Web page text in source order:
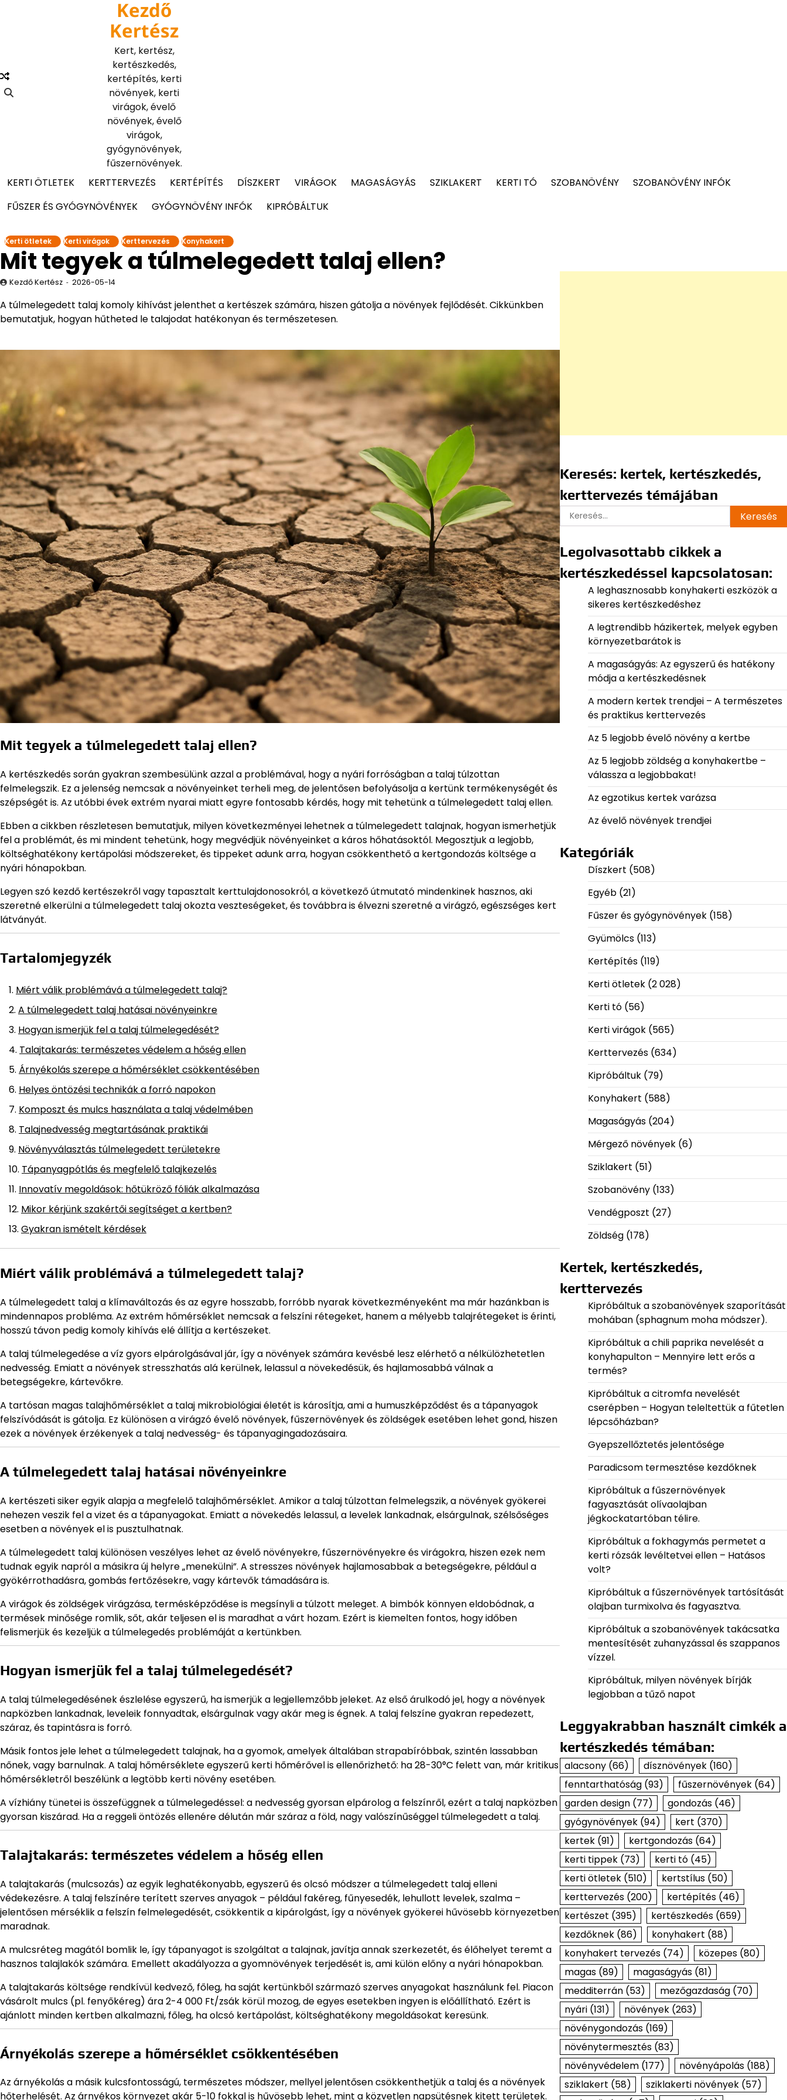
Kezdő
Kertész
Kert, kertész,
kertészkedés,
kertépítés, kerti
növények, kerti
virágok, évelő
növények, évelő
virágok,
gyógynövények,
fűszernövények.
KERTI ÖTLETEK
KERTTERVEZÉS KERTÉPÍTÉS DÍSZKERT VIRÁGOK MAGASÁGYÁS SZIKLAKERT KERTI TÓ SZOBANÖVÉNY
SZOBANÖVÉNY INFÓK
FŰSZER ÉS GYÓGYNÖVÉNYEK
GYÓGYNÖVÉNY INFÓK KIPRÓBÁLTUK
Kerti ötletek Kerti virágok Kerttervezés Konyhakert
Mit tegyek a túlmelegedett talaj ellen?
Kezdő Kertész 2026-05-14
A túlmelegedett talaj komoly kihívást jelenthet a kertészek számára, hiszen gátolja a növények fejlődését. Cikkünkben
bemutatjuk, hogyan hűtheted le talajodat hatékonyan és természetesen.
Mit tegyek a túlmelegedett talaj ellen?
A kertészkedés során gyakran szembesülünk azzal a problémával, hogy a nyári forróságban a talaj túlzottan
felmelegszik. Ez a jelenség nemcsak a növényeinket terheli meg, de jelentősen befolyásolja a kertünk termékenységét és
szépségét is. Az utóbbi évek extrém nyarai miatt egyre fontosabb kérdés, hogy mit tehetünk a túlmelegedett talaj ellen.
Ebben a cikkben részletesen bemutatjuk, milyen következményei lehetnek a túlmelegedett talajnak, hogyan ismerhetjük
fel a problémát, és mi mindent tehetünk, hogy megvédjük növényeinket a káros hőhatásoktól. Megosztjuk a legjobb,
költséghatékony kertápolási módszereket, és tippeket adunk arra, hogyan csökkenthető a kertgondozás költsége a
nyári hónapokban.
Legyen szó kezdő kertészekről vagy tapasztalt kerttulajdonosokról, a következő útmutató mindenkinek hasznos, aki
szeretné elkerülni a túlmelegedett talaj okozta veszteségeket, és továbbra is élvezni szeretné a virágzó, egészséges kert
látványát.
Tartalomjegyzék
Miért válik problémává a túlmelegedett talaj?
A túlmelegedett talaj hatásai növényeinkre
Hogyan ismerjük fel a talaj túlmelegedését?
Talajtakarás: természetes védelem a hőség ellen
Árnyékolás szerepe a hőmérséklet csökkentésében
Helyes öntözési technikák a forró napokon
Komposzt és mulcs használata a talaj védelmében
Talajnedvesség megtartásának praktikái
Növényválasztás túlmelegedett területekre
Tápanyagpótlás és megfelelő talajkezelés
Innovatív megoldások: hőtükröző fóliák alkalmazása
Mikor kérjünk szakértői segítséget a kertben?
Gyakran ismételt kérdések
Miért válik problémává a túlmelegedett talaj?
A túlmelegedett talaj a klímaváltozás és az egyre hosszabb, forróbb nyarak következményeként ma már hazánkban is
mindennapos probléma. Az extrém hőmérséklet nemcsak a felszíni rétegeket, hanem a mélyebb talajrétegeket is érinti,
hosszú távon pedig komoly kihívás elé állítja a kertészeket.
A talaj túlmelegedése a víz gyors elpárolgásával jár, így a növények számára kevésbé lesz elérhető a nélkülözhetetlen
nedvesség. Emiatt a növények stresszhatás alá kerülnek, lelassul a növekedésük, és hajlamosabbá válnak a
betegségekre, kártevőkre.
A tartósan magas talajhőmérséklet a talaj mikrobiológiai életét is károsítja, ami a humuszképződést és a tápanyagok
felszívódását is gátolja. Ez különösen a virágzó évelő növények, fűszernövények és zöldségek esetében lehet gond, hiszen
ezek a növények érzékenyek a talaj nedvesség- és tápanyagingadozásaira.
A túlmelegedett talaj hatásai növényeinkre
A kertészeti siker egyik alapja a megfelelő talajhőmérséklet. Amikor a talaj túlzottan felmelegszik, a növények gyökerei
nehezen veszik fel a vizet és a tápanyagokat. Emiatt a növekedés lelassul, a levelek lankadnak, elsárgulnak, szélsőséges
esetben a növények el is pusztulhatnak.
A túlmelegedett talaj különösen veszélyes lehet az évelő növényekre, fűszernövényekre és virágokra, hiszen ezek nem
tudnak egyik napról a másikra új helyre „menekülni”. A stresszes növények hajlamosabbak a betegségekre, például a
gyökérrothadásra, gombás fertőzésekre, vagy kártevők támadására is.
A virágok és zöldségek virágzása, termésképződése is megsínyli a túlzott meleget. A bimbók könnyen eldobódnak, a
termések minősége romlik, sőt, akár teljesen el is maradhat a várt hozam. Ezért is kiemelten fontos, hogy időben
felismerjük és kezeljük a túlmelegedés problémáját a kertünkben.
Hogyan ismerjük fel a talaj túlmelegedését?
A talaj túlmelegedésének észlelése egyszerű, ha ismerjük a legjellemzőbb jeleket. Az első árulkodó jel, hogy a növények
napközben lankadnak, leveleik fonnyadtak, elsárgulnak vagy akár meg is égnek. A talaj felszíne gyakran repedezett,
száraz, és tapintásra is forró.
Másik fontos jele lehet a túlmelegedett talajnak, ha a gyomok, amelyek általában strapabíróbbak, szintén lassabban
nőnek, vagy barnulnak. A talaj hőmérséklete egyszerű kerti hőmérővel is ellenőrizhető: ha 28-30°C felett van, már kritikus
hőmérsékletről beszélünk a legtöbb kerti növény esetében.
A vízhiány tünetei is összefüggnek a túlmelegedéssel: a nedvesség gyorsan elpárolog a felszínről, ezért a talaj napközben
gyorsan kiszárad. Ha a reggeli öntözés ellenére délután már száraz a föld, nagy valószínűséggel túlmelegedett a talaj.
Talajtakarás: természetes védelem a hőség ellen
A talajtakarás (mulcsozás) az egyik leghatékonyabb, egyszerű és olcsó módszer a túlmelegedett talaj elleni
védekezésre. A talaj felszínére terített szerves anyagok – például fakéreg, fűnyesedék, lehullott levelek, szalma –
jelentősen mérséklik a felszín felmelegedését, csökkentik a kipárolgást, így a növények gyökerei hűvösebb környezetben
maradnak.
A mulcsréteg magától bomlik le, így tápanyagot is szolgáltat a talajnak, javítja annak szerkezetét, és élőhelyet teremt a
hasznos talajlakók számára. Emellett akadályozza a gyomnövények terjedését is, ami külön előny a nyári hónapokban.
A talajtakarás költsége rendkívül kedvező, főleg, ha saját kertünkből származó szerves anyagokat használunk fel. Piacon
vásárolt mulcs (pl. fenyőkéreg) ára 2-4 000 Ft/zsák körül mozog, de egyes esetekben ingyen is előállítható. Ezért is
ajánlott minden kertben alkalmazni, főleg, ha olcsó kertápolást, költséghatékony megoldásokat keresünk.
Árnyékolás szerepe a hőmérséklet csökkentésében
Az árnyékolás a másik kulcsfontosságú, természetes módszer, mellyel jelentősen csökkenthetjük a talaj és a növények
hőterhelését. Az árnyékos környezet akár 5-10 fokkal is hűvösebb lehet, mint a közvetlen napsütésnek kitett területek.
Keresés: kertek, kertészkedés,
kerttervezés témájában
Keresés:
Legolvasottabb cikkek a
kertészkedéssel kapcsolatosan:
A leghasznosabb konyhakerti eszközök a
sikeres kertészkedéshez
A legtrendibb házikertek, melyek egyben
környezetbarátok is
A magaságyás: Az egyszerű és hatékony
módja a kertészkedésnek
A modern kertek trendjei – A természetes
és praktikus kerttervezés
Az 5 legjobb évelő növény a kertbe
Az 5 legjobb zöldség a konyhakertbe –
válassza a legjobbakat!
Az egzotikus kertek varázsa
Az évelő növények trendjei
Kategóriák
Díszkert (508)
Egyéb(21)
Fűszer és gyógynövények(158)
Gyümölcs(113)
Kertépítés(119)
Kerti ötletek(2 028)
Kerti tó(56)
Kerti virágok(565)
Kerttervezés(634)
Kipróbáltuk(79)
Konyhakert (588)
Magaságyás(204)
Mérgező növények(6)
Sziklakert (51)
Szobanövény(133)
Vendégposzt (27)
Zöldség(178)
Kertek, kertészkedés,
kerttervezés
Kipróbáltuk a szobanövények szaporítását
mohában (sphagnum moha módszer).
Kipróbáltuk a chili paprika nevelését a
konyhapulton – Mennyire lett erős a
termés?
Kipróbáltuk a citromfa nevelését
cserépben – Hogyan teleltettük a fűtetlen
lépcsőházban?
Gyepszellőztetés jelentősége
Paradicsom termesztése kezdőknek
Kipróbáltuk a fűszernövények
fagyasztását olívaolajban
jégkockatartóban télire.
Kipróbáltuk a fokhagymás permetet a
kerti rózsák levéltetvei ellen – Hatásos
volt?
Kipróbáltuk a fűszernövények tartósítását
olajban turmixolva és fagyasztva.
Kipróbáltuk a szobanövények takácsatka
mentesítését zuhanyzással és szappanos
vízzel.
Kipróbáltuk, milyen növények bírják
legjobban a tűző napot
Leggyakrabban használt cimkék a
kertészkedés témában:
alacsony(66) dísznövények(160)
fenntarthatóság(93) fűszernövények(64)
garden design(77) gondozás(46)
gyógynövények(94) kert (370)
kertek(91) kertgondozás(64)
kerti tippek(73) kerti tó(45)
kerti ötletek(510) kertstílus(50)
kerttervezés(200) kertépítés(46)
kertészet (395) kertészkedés(659)
kezdőknek(86) konyhakert (88)
konyhakert tervezés(74) közepes(80)
magas(89) magaságyás(81)
medditerrán(53) mezőgazdaság(70)
nyári(131) növények(263)
növénygondozás(169)
növénytermesztés(83)
növényvédelem(177) növényápolás(188)
sziklakert (58) sziklakerti növények(57)